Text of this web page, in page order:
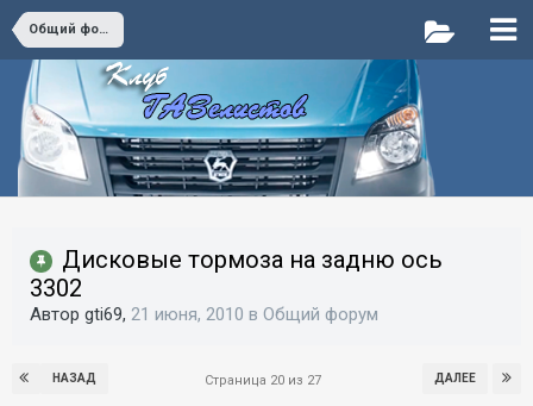
Общий форум
Дисковые тормоза на задню ось
3302
Автор gti69, 21 июня, 2010 в Общий форум
НАЗАД ДАЛЕЕ
Страница 20 из 27